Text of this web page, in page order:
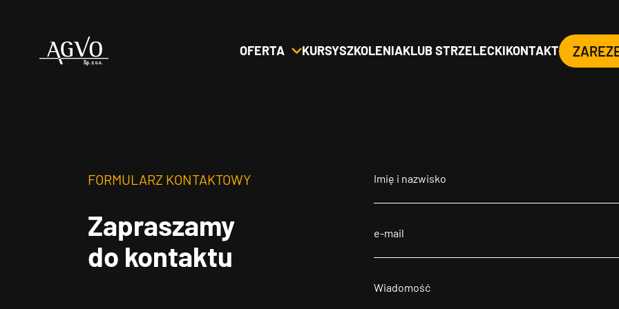
Header
OFERTA KURSYSZKOLENIAKLUB STRZELECKIKONTAKT
FORMULARZ KONTAKTOWY
Zapraszamy
do kontaktu